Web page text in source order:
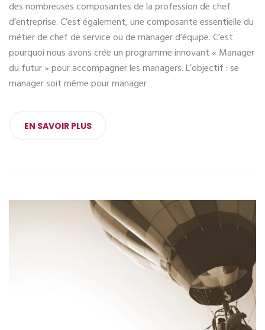
des nombreuses composantes de la profession de chef
d’entreprise. C’est également, une composante essentielle du
métier de chef de service ou de manager d’équipe. C’est
pourquoi nous avons crée un programme innovant « Manager
du futur » pour accompagner les managers. L’objectif : se
manager soit même pour manager
EN SAVOIR PLUS